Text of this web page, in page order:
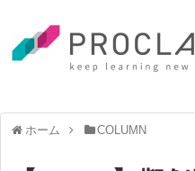
ホーム COLUMN